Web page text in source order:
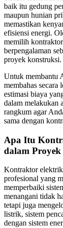
baik itu gedung
maupun hunian
memastikan
efisiensi energi.
memilih
berpengalaman
proyek konstruksi.
Untuk membantu
membahas
estimasi biaya
dalam melakukan
rangkum agar
sama dengan
Apa Itu
dalam Proyek
Kontraktor
profesional yang
memperbaiki
menangani tidak
tetapi juga
listrik, sistem
dengan sistem